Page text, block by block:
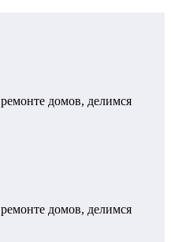
домов, делимся
домов, делимся